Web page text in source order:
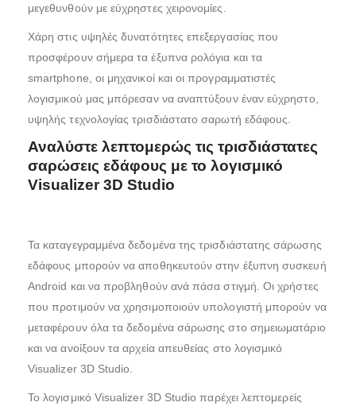
μεγεθυνθούν με εύχρηστες χειρονομίες.
Χάρη στις υψηλές δυνατότητες επεξεργασίας που
προσφέρουν σήμερα τα έξυπνα ρολόγια και τα
smartphone, οι μηχανικοί και οι προγραμματιστές
λογισμικού μας μπόρεσαν να αναπτύξουν έναν εύχρηστο,
υψηλής τεχνολογίας τρισδιάστατο σαρωτή εδάφους.
Αναλύστε λεπτομερώς τις τρισδιάστατες
σαρώσεις εδάφους με το λογισμικό
Visualizer 3D Studio
Τα καταγεγραμμένα δεδομένα της τρισδιάστατης σάρωσης
εδάφους μπορούν να αποθηκευτούν στην έξυπνη συσκευή
Android και να προβληθούν ανά πάσα στιγμή. Οι χρήστες
που προτιμούν να χρησιμοποιούν υπολογιστή μπορούν να
μεταφέρουν όλα τα δεδομένα σάρωσης στο σημειωματάριο
και να ανοίξουν τα αρχεία απευθείας στο λογισμικό
Visualizer 3D Studio.
Το λογισμικό Visualizer 3D Studio παρέχει λεπτομερείς